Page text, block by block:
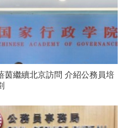
茵繼續北京訪問 介紹公務員培